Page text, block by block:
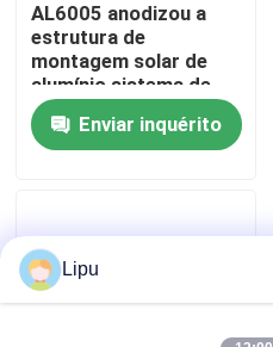
Excursão da fábrica
Controle da qualidade
Casos
picovolt solar que monta
AL6005 anodizou a
estrutura de
montagem solar de
alumínio sistema de
terra de 45 graus
Enviar inquérito
Lipu